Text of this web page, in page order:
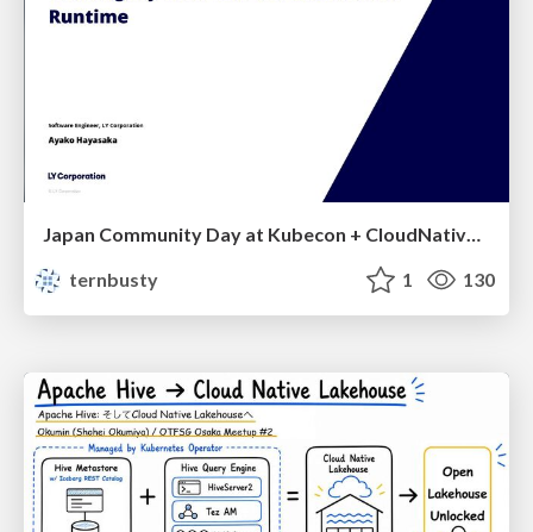
Japan Community Day at Kubecon + CloudNativeCon Japan 2026: Learning Container Privilege Control by Building My Own Low-Level Container Runtime
ternbusty
1 130